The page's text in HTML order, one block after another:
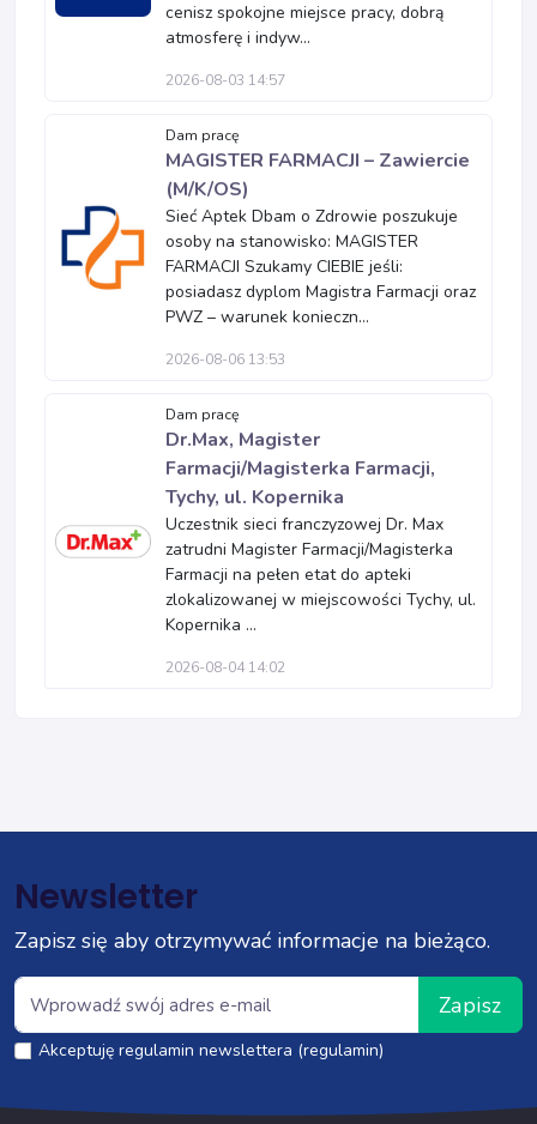
cenisz spokojne miejsce pracy, dobrą
atmosferę i indyw...
2026-08-03 14:57
Dam pracę
MAGISTER FARMACJI – Zawiercie
(M/K/OS)
Sieć Aptek Dbam o Zdrowie poszukuje
osoby na stanowisko: MAGISTER
FARMACJI Szukamy CIEBIE jeśli:
posiadasz dyplom Magistra Farmacji oraz
PWZ – warunek konieczn...
2026-08-06 13:53
Dam pracę
Dr.Max, Magister
Farmacji/Magisterka Farmacji,
Tychy, ul. Kopernika
Uczestnik sieci franczyzowej Dr. Max
zatrudni Magister Farmacji/Magisterka
Farmacji na pełen etat do apteki
zlokalizowanej w miejscowości Tychy, ul.
Kopernika ...
2026-08-04 14:02
Newsletter
Zapisz się aby otrzymywać informacje na bieżąco.
Zapisz
Akceptuję regulamin newslettera (regulamin)